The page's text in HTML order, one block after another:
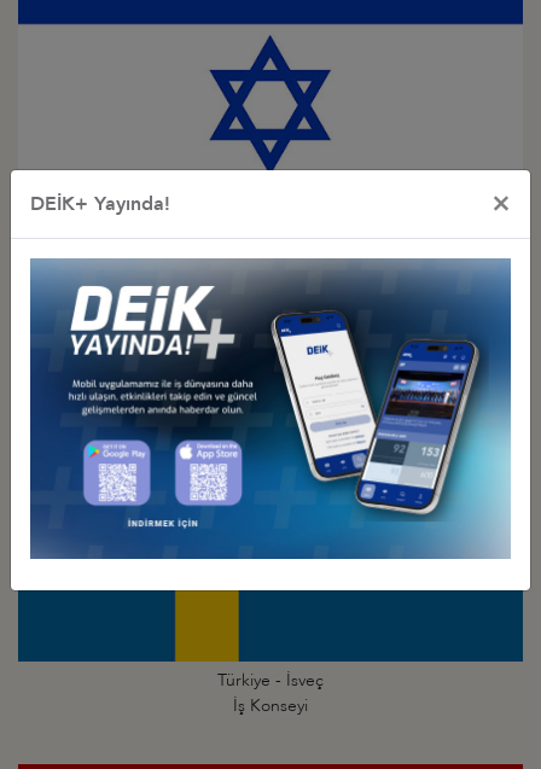
Türkiye - İsrail
İş Konseyi
Türkiye - İsveç
İş Konseyi
DEİK+ Yayında! ×